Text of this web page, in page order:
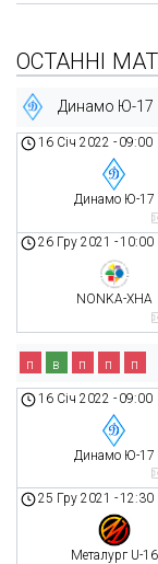
ОСТАННІ
Динамо Ю-17
16 Січ 2022 - 09:00
Динамо Ю-17
26 Гру 2021 -10:00
NONKA-ХНА
п в п п п
16 Січ 2022 - 09:00
Динамо Ю-17
25 Гру 2021 -12:30
Металург U-16